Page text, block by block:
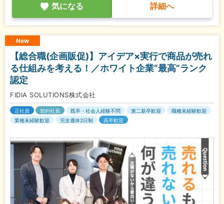
気になる 詳細へ
New
【総合職(企画販促)】アイデア×実行で商品が売れ
る仕組みを考える！／ホワイト企業“最高”ランク
認定
FIDIA SOLUTIONS株式会社
正社員 契約社員 既卒・社会人経験不問 第二新卒歓迎
職種未経験歓迎
業種未経験歓迎
完全週休2日制 高卒歓迎